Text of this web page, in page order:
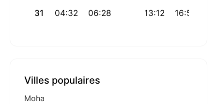
31 04:32 06:28 13:12 16:56
Villes populaires
Moha